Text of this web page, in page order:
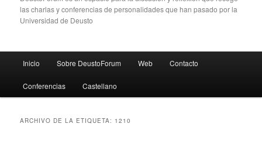
las charlas y conferencias de personalidades que han pasado por la
Universidad de Deusto
Ir al contenido principal
Ir al contenido secundario
Inicio Sobre DeustoForum Web Contacto
Conferencias Castellano
ARCHIVO DE LA ETIQUETA: 1210